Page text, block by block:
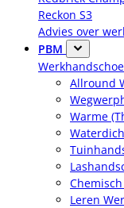
Reckon S3
Advies over
PBM
Allround
Warme
Leren